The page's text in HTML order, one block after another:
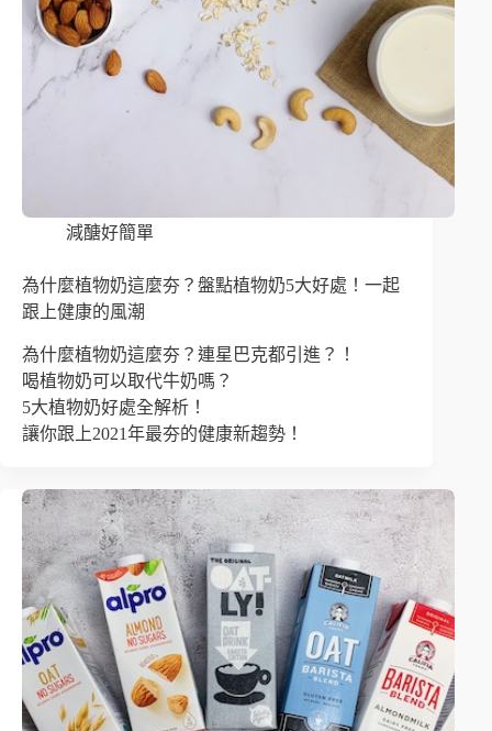
減醣好簡單
為什麼植物奶這麼夯？盤點植物奶5大好處！一起
跟上健康的風潮
為什麼植物奶這麼夯？連星巴克都引進？！
喝植物奶可以取代牛奶嗎？
5大植物奶好處全解析！
讓你跟上2021年最夯的健康新趨勢！